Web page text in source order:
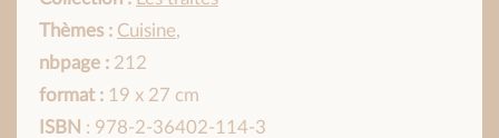
Thèmes : Cuisine,
nbpage : 212
format : 19 x 27 cm
ISBN : 978-2-36402-114-3